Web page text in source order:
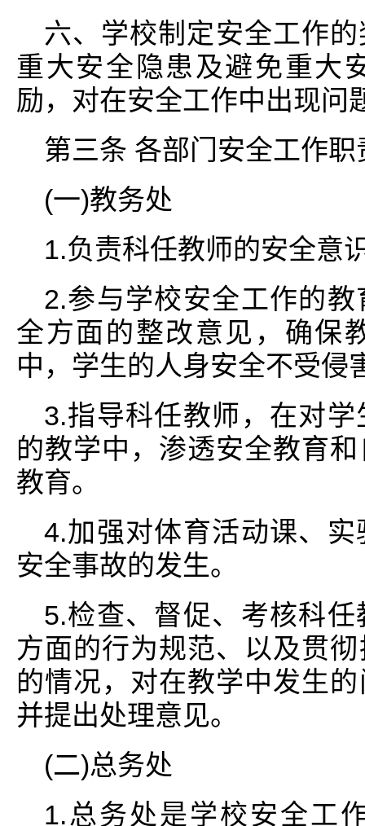
六、学校制定安全工作
重大安全隐患及避免重大
励，对在安全工作中出现问
第三条 各部门安全工作职
(一)教务处
1.负责科任教师的安全意
2.参与学校安全工作的
全方面的整改意见，确保
中，学生的人身安全不受侵
3.指导科任教师，在对
的教学中，渗透安全教育
教育。
4.加强对体育活动课、
安全事故的发生。
5.检查、督促、考核科
方面的行为规范、以及贯
的情况，对在教学中发生
并提出处理意见。
(二)总务处
1.总务处是学校安全工